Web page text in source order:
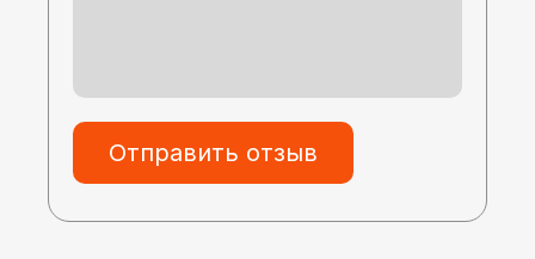
Отправить отзыв